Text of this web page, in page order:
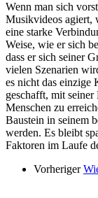
Wenn man sich
Musikvideos agiert,
eine starke
Weise, wie er sich
dass er sich seiner
vielen Szenarien
es nicht das einzige
geschafft, mit
Menschen zu
Baustein in seinem
werden. Es bleibt
Faktoren im Laufe
Vorheriger